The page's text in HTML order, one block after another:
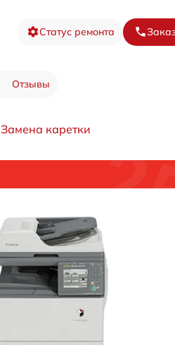
Статус ремонта
Отзывы
Замена каретки